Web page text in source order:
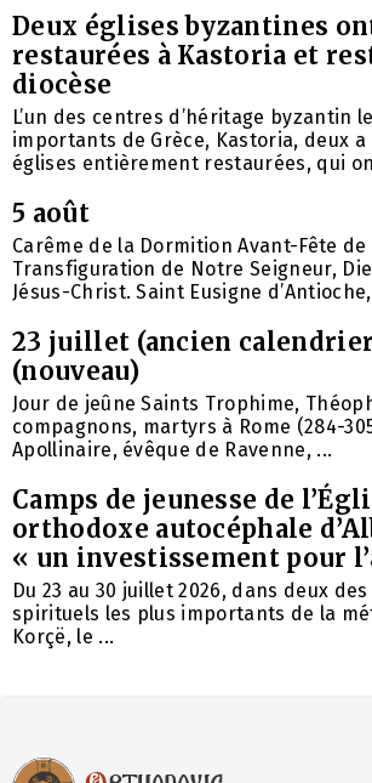
Deux églises byzantines
restaurées à Kastoria et
diocèse
L’un des centres d’héritage byzantin
importants de Grèce, Kastoria, deux a
églises entièrement restaurées, qui
5 août
Carême de la Dormition Avant-Fête de
Transfiguration de Notre Seigneur,
Jésus-Christ. Saint Eusigne
23 juillet (ancien
(nouveau)
Jour de jeûne Saints Trophime,
compagnons, martyrs à Rome (284-
Apollinaire, évêque de Ravenne, ...
Camps de jeunesse de
orthodoxe autocéphale
« un investissement pour
Du 23 au 30 juillet 2026, dans deux
spirituels les plus importants de la
Korçë, le ...